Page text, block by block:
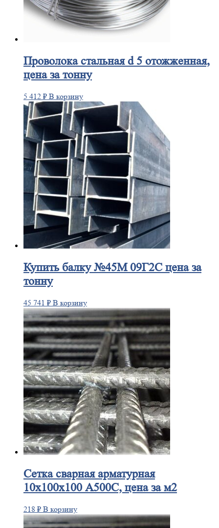
Проволокастальная d 5 отожженная,
цена за тонну
5 412 ₽ В корзину
Купитьбалку №45М 09Г2С цена за
тонну
45 741 ₽ В корзину
Сеткасварная арматурная
10х100х100 А500С, цена за м2
218 ₽ В корзину